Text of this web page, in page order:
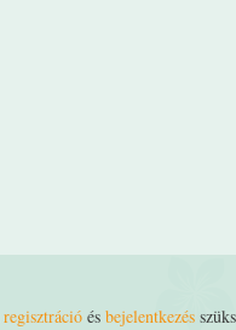
regisztráció és bejelentkezés